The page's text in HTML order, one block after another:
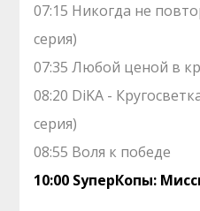
07:15 Никогда не
серия)
07:35 Любой ценой в
08:20 DiKA -
серия)
08:55 Воля к победе
10:00 SуперКопы: